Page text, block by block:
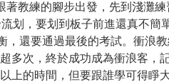
教練的腳步出發，先到淺灘
划，要划到板子前進還真不簡
還要通過最後的考試。衝浪
多次，終於成功成為衝浪客，
上的時間，但要跟誰學可得睜